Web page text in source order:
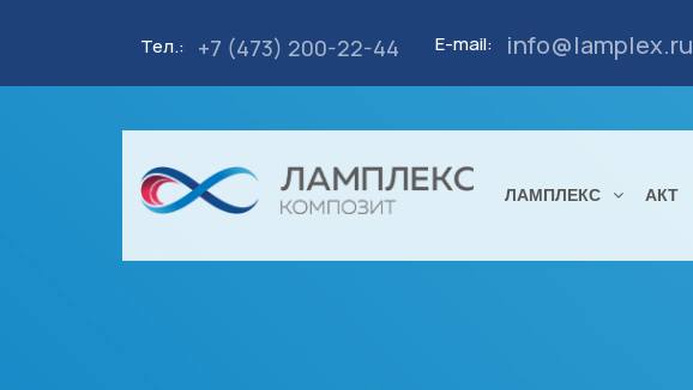
Тел.: +7 (473) 200-22-44 E-mail: info@lamplex.ru
ЛАМПЛЕКС АКТ